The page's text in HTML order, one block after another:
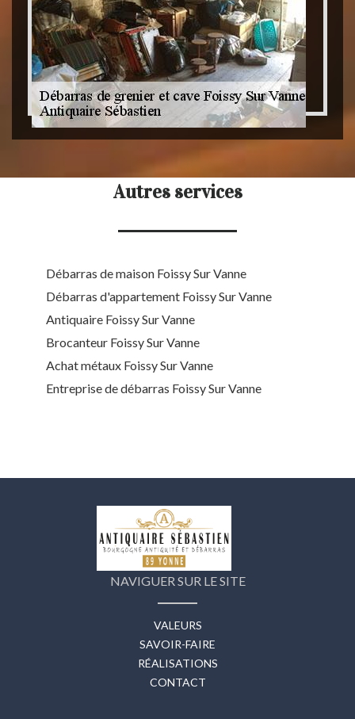
Autres services
Débarras de maison Foissy Sur Vanne
Débarras d'appartement Foissy Sur Vanne
Antiquaire Foissy Sur Vanne
Brocanteur Foissy Sur Vanne
Achat métaux Foissy Sur Vanne
Entreprise de débarras Foissy Sur Vanne
NAVIGUER SUR LE SITE
VALEURS
SAVOIR-FAIRE
RÉALISATIONS
CONTACT